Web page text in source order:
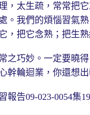
太生疏，常常把它
。我們的煩惱習氣
，把它念熟；把生
巧妙。一定要曉得
幹輪迴業，你還想出
告09-023-0054集